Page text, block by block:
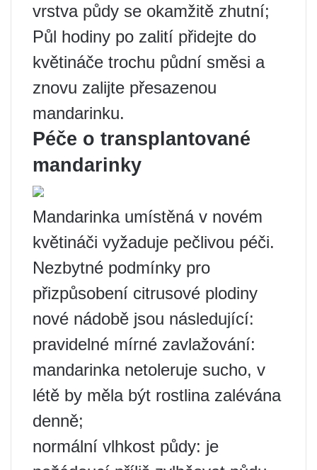
vrstva půdy se okamžitě zhutní;
Půl hodiny po zalití přidejte do
květináče trochu půdní směsi a
znovu zalijte přesazenou
mandarinku.
Péče o transplantované
mandarinky
Mandarinka umístěná v novém
květináči vyžaduje pečlivou péči.
Nezbytné podmínky pro
přizpůsobení citrusové plodiny
nové nádobě jsou následující:
pravidelné mírné zavlažování:
mandarinka netoleruje sucho, v
létě by měla být rostlina zalévána
denně;
normální vlhkost půdy: je